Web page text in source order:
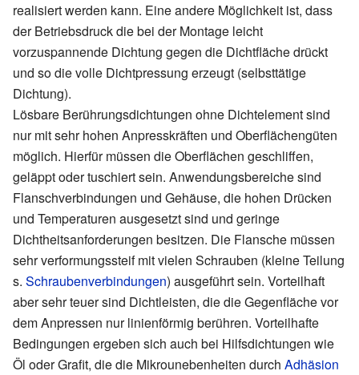
realisiert werden kann. Eine andere Möglichkeit ist, dass
der Betriebsdruck die bei der Montage leicht
vorzuspannende Dichtung gegen die Dichtfläche drückt
und so die volle Dichtpressung erzeugt (selbsttätige
Dichtung).
Lösbare Berührungsdichtungen ohne Dichtelement sind
nur mit sehr hohen Anpresskräften und Oberflächengüten
möglich. Hierfür müssen die Oberflächen geschliffen,
geläppt oder tuschiert sein. Anwendungsbereiche sind
Flanschverbindungen und Gehäuse, die hohen Drücken
und Temperaturen ausgesetzt sind und geringe
Dichtheitsanforderungen besitzen. Die Flansche müssen
sehr verformungssteif mit vielen Schrauben (kleine Teilung
s. Schraubenverbindungen) ausgeführt sein. Vorteilhaft
aber sehr teuer sind Dichtleisten, die die Gegenfläche vor
dem Anpressen nur linienförmig berühren. Vorteilhafte
Bedingungen ergeben sich auch bei Hilfsdichtungen wie
Öl oder Grafit, die die Mikrounebenheiten durch Adhäsion